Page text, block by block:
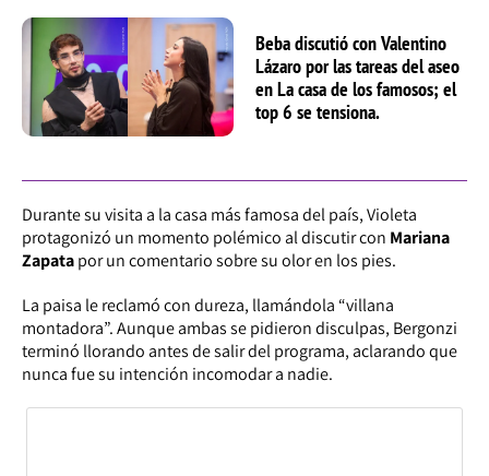
Beba discutió con Valentino
Lázaro por las tareas del aseo
en La casa de los famosos; el
top 6 se tensiona.
Durante su visita a la casa más famosa del país, Violeta
protagonizó un momento polémico al discutir con Mariana
Zapatapor un comentario sobre su olor en los pies.
La paisa le reclamó con dureza, llamándola “villana
montadora”. Aunque ambas se pidieron disculpas, Bergonzi
terminó llorando antes de salir del programa, aclarando que
nunca fue su intención incomodar a nadie.